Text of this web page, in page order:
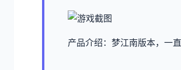
产品介绍：梦江南版本，一